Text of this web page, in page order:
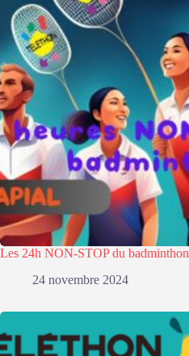
Les 24h NON-STOP du badminthon
24 novembre 2024